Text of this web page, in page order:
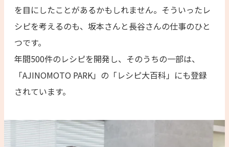
を目にしたことがあるかもしれません。そういったレ
シピを考えるのも、坂本さんと長谷さんの仕事のひと
つです。
年間500件のレシピを開発し、そのうちの一部は、
「AJINOMOTO PARK」の「レシピ大百科」にも登録
されています。